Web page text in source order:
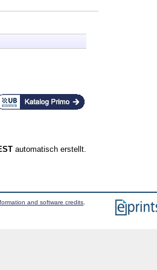
automatisch erstellt.
and software credits